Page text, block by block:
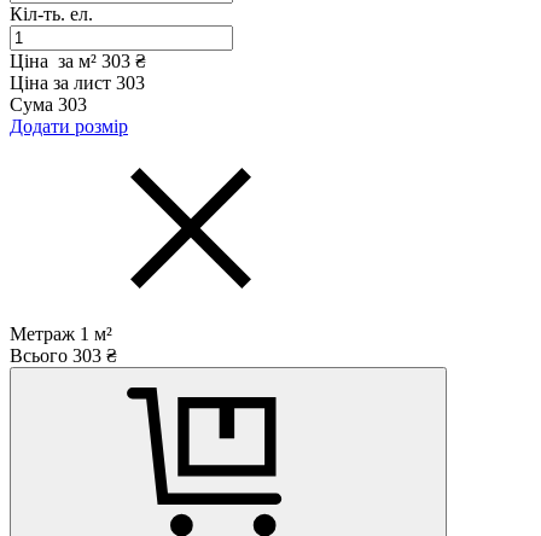
Кіл-ть. ел.
Ціна за м² 303 ₴
Ціна за лист 303
Сума 303
Додати розмір
Метраж 1 м²
Всього 303 ₴